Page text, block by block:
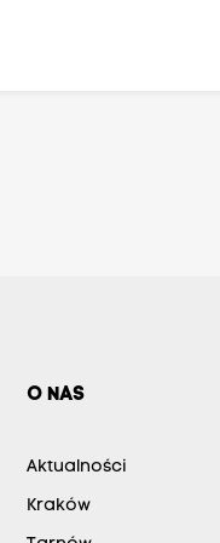
O NAS
Aktualności
Kraków